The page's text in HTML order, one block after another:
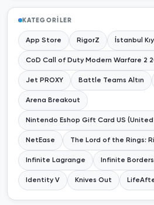
KATEGORILER
App Store RigorZ İstanbul
CoD Call of Duty Modern Warfare 2
Jet PROXY Battle Teams Altın
Arena Breakout
Nintendo Eshop Gift Card US
NetEase The Lord of the Rings:
Infinite Lagrange Infinite Borders
Identity V Knives Out